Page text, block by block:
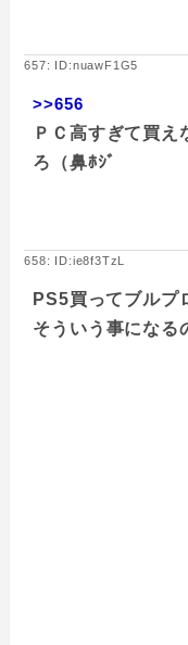
657: ID:nuawF1G5
>>656
ＰＣ高すぎて買
ろ（鼻ﾎｼﾞ
658: ID:ie8f3TzL
PS5買ってブルプ
そういう事になる